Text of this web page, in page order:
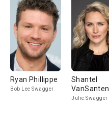
Ryan Phillippe
Bob Lee Swagger
Shantel
VanSanten
Julie Swagger